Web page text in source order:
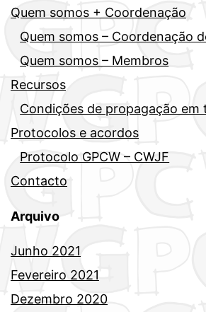
Quem somos + Coordenação
Quem somos – Coordenação
Quem somos – Membros
Recursos
Condições de propagação em
Protocolos e acordos
Protocolo GPCW – CWJF
Contacto
Arquivo
Junho 2021
Fevereiro 2021
Dezembro 2020